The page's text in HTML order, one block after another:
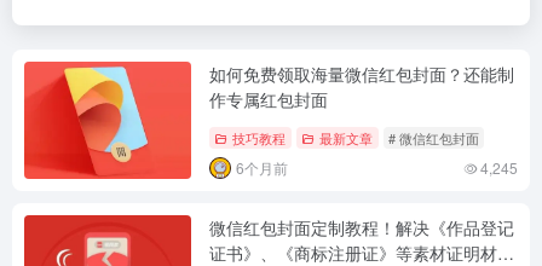
如何免费领取海量微信红包封面？还能制
作专属红包封面
技巧教程 最新文章 # 微信红包封面
6个月前 4,245
微信红包封面定制教程！解决《作品登记
证书》、《商标注册证》等素材证明材料